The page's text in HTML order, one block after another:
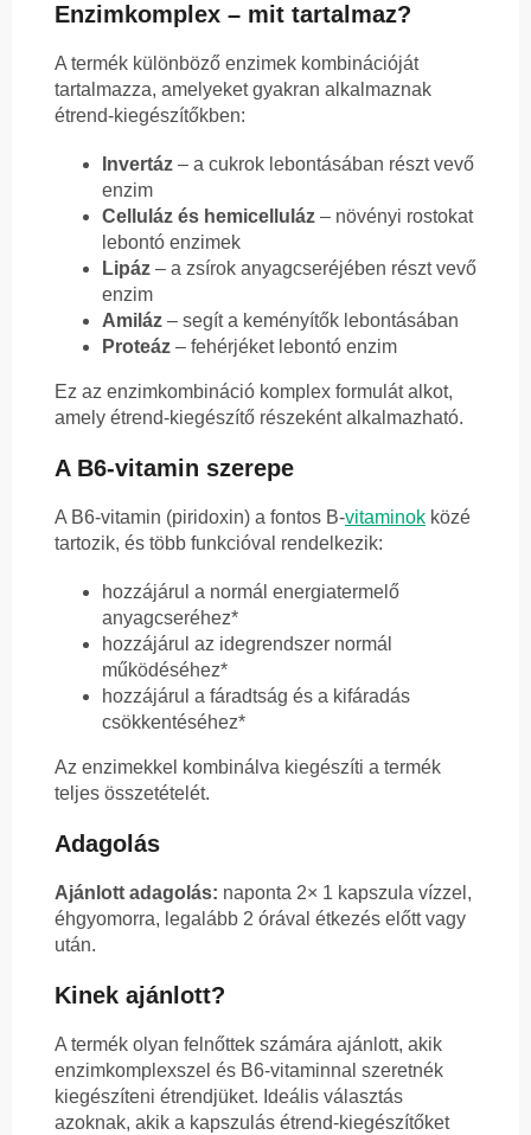
Enzimkomplex – mit tartalmaz?
A termék különböző enzimek kombinációját
tartalmazza, amelyeket gyakran alkalmaznak
étrend-kiegészítőkben:
Invertáz – a cukrok lebontásában részt vevő
enzim
Celluláz és hemicelluláz – növényi rostokat
lebontó enzimek
Lipáz – a zsírok anyagcseréjében részt vevő
enzim
Amiláz – segít a keményítők lebontásában
Proteáz – fehérjéket lebontó enzim
Ez az enzimkombináció komplex formulát alkot,
amely étrend-kiegészítő részeként alkalmazható.
A B6-vitamin szerepe
A B6-vitamin (piridoxin) a fontos B-vitaminok közé
tartozik, és több funkcióval rendelkezik:
hozzájárul a normál energiatermelő
anyagcseréhez*
hozzájárul az idegrendszer normál
működéséhez*
hozzájárul a fáradtság és a kifáradás
csökkentéséhez*
Az enzimekkel kombinálva kiegészíti a termék
teljes összetételét.
Adagolás
Ajánlott adagolás: naponta 2× 1 kapszula vízzel,
éhgyomorra, legalább 2 órával étkezés előtt vagy
után.
Kinek ajánlott?
A termék olyan felnőttek számára ajánlott, akik
enzimkomplexszel és B6-vitaminnal szeretnék
kiegészíteni étrendjüket. Ideális választás
azoknak, akik a kapszulás étrend-kiegészítőket